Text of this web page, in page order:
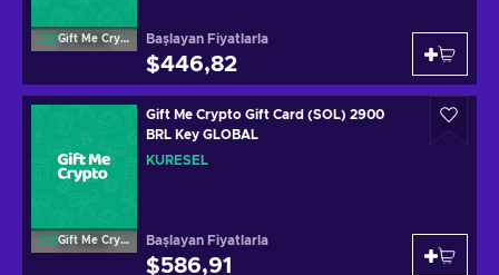
Gift Me Crypto Başlayan Fiyatlarla
$446,82
Gift Me Crypto
Gift Me Crypto Gift Card (SOL) 2900
BRL Key GLOBAL
KÜRESEL
Başlayan Fiyatlarla
$586,91